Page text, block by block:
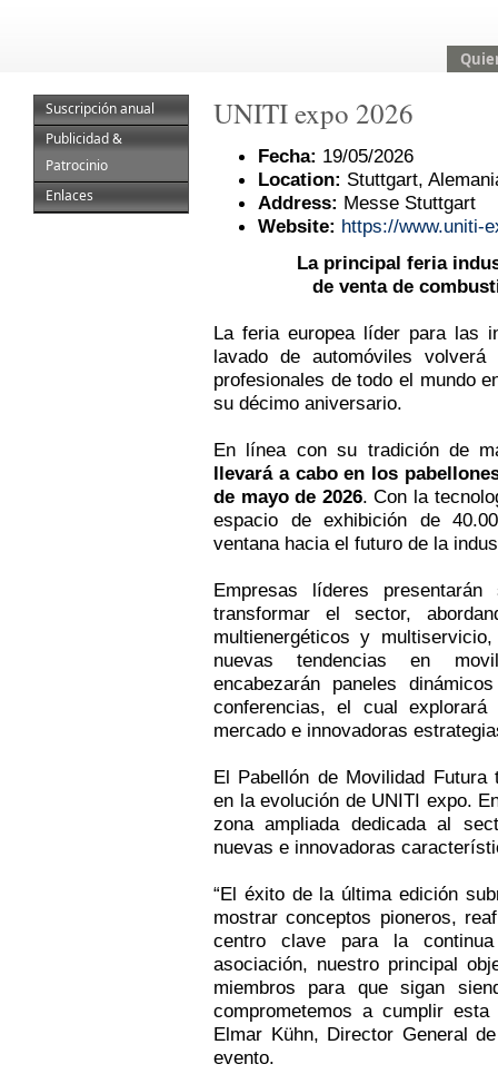
Suscripción anual
Publicidad &
Patrocinio
Enlaces
UNITI expo 2026
Fecha: 19/05/2026
Location: Stuttgart,
Address: Messe Stuttgart
Website: https://www.uniti-
La principal feria
de venta de
La feria europea líder para las
lavado de automóviles
profesionales de todo el mundo
su décimo aniversario.
En línea con su tradición de
llevará a cabo en los
de mayo de 2026. Con la
espacio de exhibición de
ventana hacia el futuro de la
Empresas líderes
transformar el sector,
multienergéticos y
nuevas tendencias en
encabezarán paneles
conferencias, el cual
mercado e innovadoras
El Pabellón de Movilidad Futura
en la evolución de UNITI expo.
zona ampliada dedicada al
nuevas e innovadoras
“El éxito de la última edición
mostrar conceptos pioneros,
centro clave para la
asociación, nuestro principal
miembros para que sigan
comprometemos a cumplir
Elmar Kühn, Director General
evento.